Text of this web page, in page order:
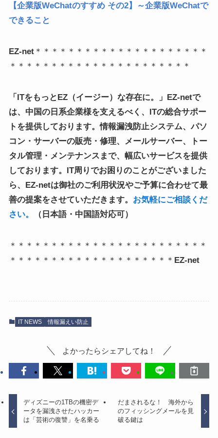
【企業版WeChatのすすめ その2】～企業版WeChatで
できること
EZ-net＊＊＊＊＊＊＊＊＊＊＊＊＊＊＊＊＊＊＊＊＊
＊＊＊＊＊＊＊＊＊＊＊＊＊＊＊＊＊＊＊＊＊＊
「ITをもっとEZ（イージー）な存在に。」EZ-netで
は、中国の日系企業様を支えるべく、ITの総合サポー
トを提供しております。情報漏洩防止システム、パソ
コン・サーバーの販売・修理、メールサーバー、トー
タル管理・メンテナンスまで、幅広いサービスを提供
しております。IT周りでお困りのことがございました
ら、EZ-netは御社のご利用状況やご予算に合わせて最
善の提案をさせていただきます。 お気軽にご相談くだ
さい。
（日本語・中国語対応可）
＊＊＊＊＊＊＊＊＊＊＊＊＊＊＊＊＊＊＊＊＊＊＊＊
＊＊＊＊＊＊＊＊＊＊＊＊＊＊＊＊＊＊＊＊ EZ-net
IT NEWS 情報漏えい防止
よかったらシェアしてね！
ディズニーの1TBの機密デ
ータを漏洩させたハッカー
は「芸術の復讐」を名乗る
だまされるな！ 海外から
のフィッシングメールを見
破る鍵は